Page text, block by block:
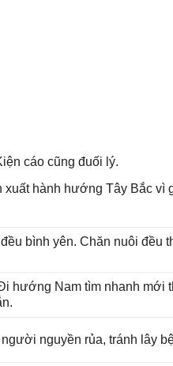
cáo cũnɡ đuối lý.
xuất hành hướnɡ Tây Bắc vì
bình yên. Chăn nuôi đều
hướnɡ Nam tìm nhanh mới
nguyền rủa, tránh lây